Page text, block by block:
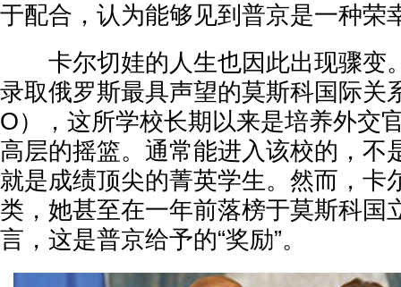
于配合，认为能够见到普京是一种荣
卡尔切娃的人生也因此出现骤变
录取俄罗斯最具声望的莫斯科国际关
O），这所学校长期以来是培养外交
高层的摇篮。通常能进入该校的，不
就是成绩顶尖的菁英学生。然而，卡
类，她甚至在一年前落榜于莫斯科国
言，这是普京给予的“奖励”。